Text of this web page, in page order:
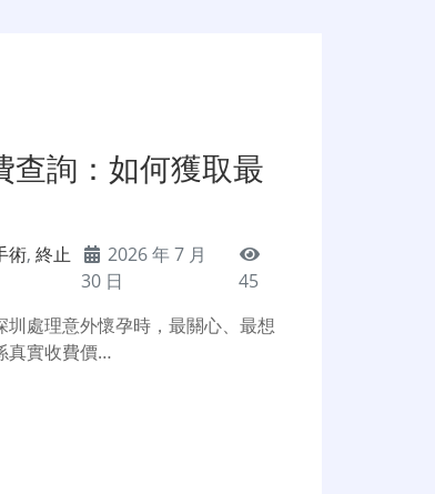
查詢：如何獲取最
術,終止
2026 年 7 月
30 日
45
圳處理意外懷孕時，最關心、最想
真實收費價…